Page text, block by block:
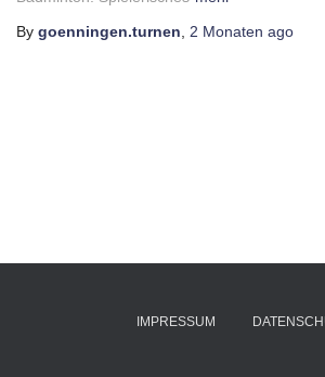
By goenningen.turnen 2 Monaten ago
IMPRESSUM